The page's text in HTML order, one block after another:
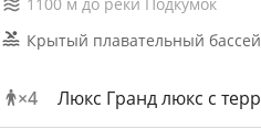
Крытый плавательный
×4 Люкс Гранд люкс с